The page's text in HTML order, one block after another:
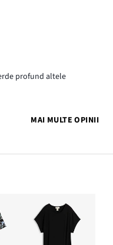
profund altele
MAI MULTE OPINII